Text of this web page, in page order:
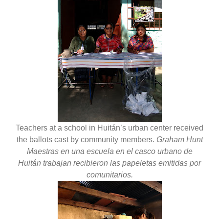
Teachers at a school in Huitán’s urban center received
the ballots cast by community members. Graham Hunt
Maestras en una escuela en el casco urbano de
Huitán trabajan recibieron las papeletas emitidas por
comunitarios.